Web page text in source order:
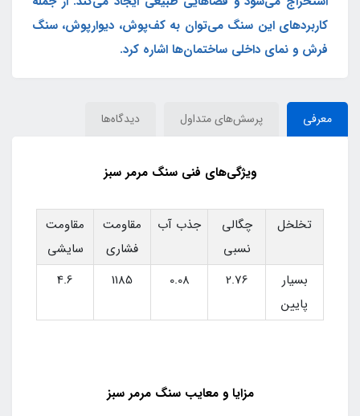
کاربردهای این سنگ می‌توان به کف‌پوش، دیوارپوش، سنگ
فرش و نمای داخلی ساختمان‌ها اشاره کرد.
معرفی پرسش‌های متداول دیدگاه‌ها
ویژگی‌های فنی سنگ مرمر سبز
تخلخل
چگالی
نسبی
جذب آب
مقاومت
فشاری
مقاومت
سایشی
بسیار
پایین
2.76
0.08
1185
4.6
مزایا و معایب سنگ مرمر سبز